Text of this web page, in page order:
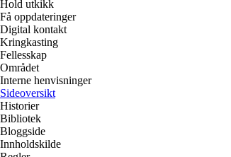
Hold utkikk
Få oppdateringer
Digital kontakt
Kringkasting
Fellesskap
Området
Interne henvisninger
Sideoversikt
Historier
Bibliotek
Bloggside
Innholdskilde